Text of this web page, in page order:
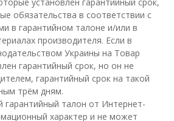
обязательства в соответствии с
в гарантийном талоне и/или в
производителя. Если в
Украины на Товар
гарантийный срок, но он не
гарантийный срок на такой
трём дням.
гарантийный талон от Интернет-
характер и не может